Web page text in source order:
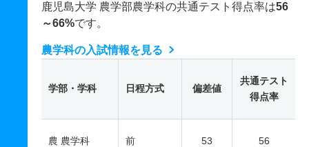
鹿児島大学 農学部農学科の共通テスト得点率は56
～66%です。
農学科の入試情報を見る
学部・学科 日程方式 偏差値
共通テスト
得点率
農 農学科 前 53 56